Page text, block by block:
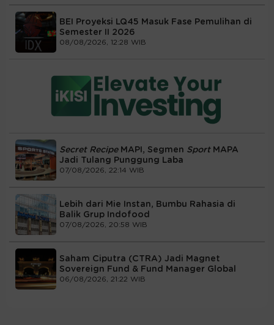
BEI Proyeksi LQ45 Masuk Fase Pemulihan di
Semester II 2026
08/08/2026, 12:28 WIB
Secret RecipeMAPI, Segmen Sport MAPA
Jadi Tulang Punggung Laba
07/08/2026, 22:14 WIB
Lebih dari Mie Instan, Bumbu Rahasia di
Balik Grup Indofood
07/08/2026, 20:58 WIB
Saham Ciputra (CTRA) Jadi Magnet
Sovereign Fund & Fund Manager Global
06/08/2026, 21:22 WIB